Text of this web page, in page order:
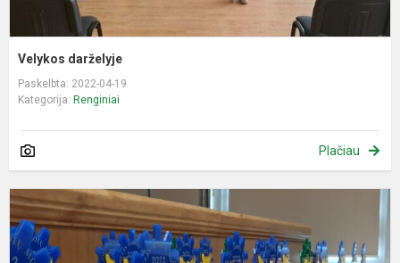
Velykos darželyje
Paskelbta: 2022-04-19
Kategorija: Renginiai
Plačiau